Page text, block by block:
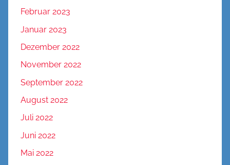
Februar 2023
Januar 2023
Dezember 2022
November 2022
September 2022
August 2022
Juli 2022
Juni 2022
Mai 2022